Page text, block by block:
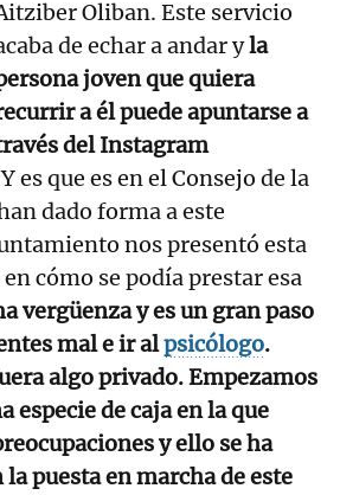
Oliban. Este servicio
de echar a andar yla
joven que quiera
a él puede apuntarse a
del Instagram
Y es que es en el Consejo de la
dado forma a este
nos presentó esta
cómo se podía prestar esa
vergüenza y es un gran paso
mal e ir alpsicólogo.
algo privado. Empezamos
especie de caja en la que
y ello se ha
puesta en marcha de este